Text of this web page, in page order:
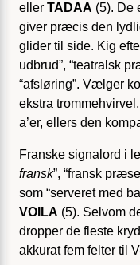
eller TADAA (5). De
giver præcis den
glider til side. Kig
udbrud”, “teatralsk
“afsløring”. Vælger
ekstra
a’er, ellers den
Franske signalord i
fransk”, “fransk
som “serveret med
VOILA (5). Selvom
dropper de fleste
akkurat fem felter til